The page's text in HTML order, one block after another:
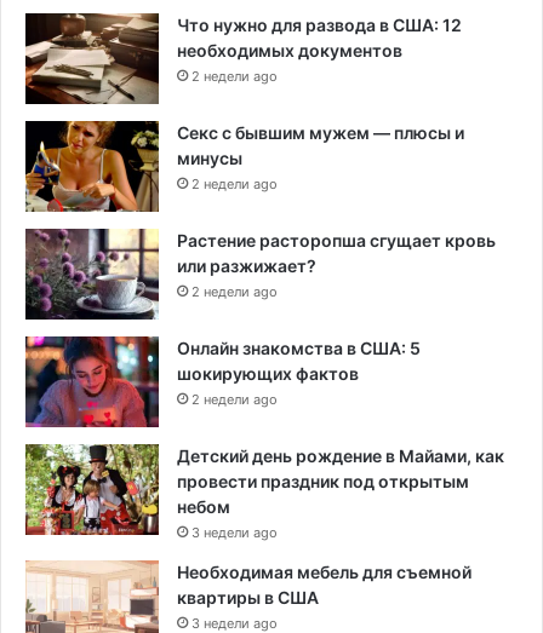
Что нужно для развода в США: 12
необходимых документов
2 недели ago
Секс с бывшим мужем — плюсы и
минусы
2 недели ago
Растение расторопша сгущает кровь
или разжижает?
2 недели ago
Онлайн знакомства в США: 5
шокирующих фактов
2 недели ago
Детский день рождение в Майами, как
провести праздник под открытым
небом
3 недели ago
Необходимая мебель для съемной
квартиры в США
3 недели ago